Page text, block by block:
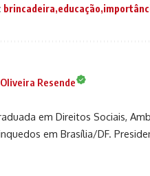
brincadeira educação
Resende
em Direitos Sociais,
em Brasília/DF.